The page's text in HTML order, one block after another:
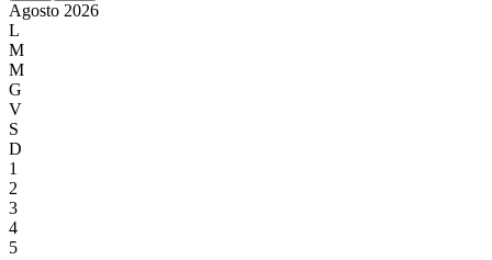
Agosto 2026
L
M
M
G
V
S
D
1
2
3
4
5